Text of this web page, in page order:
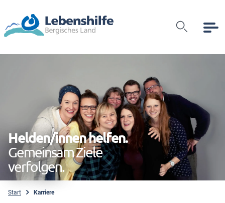
Suche
Helden/innen helfen.
Gemeinsam Ziele
verfolgen.
Start Karriere